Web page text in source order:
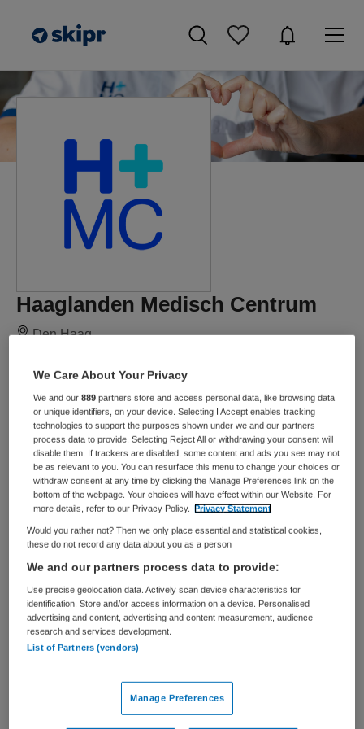
Haaglanden Medisch Centrum
Den Haag
Zorg is aandacht. In HMC kijken we met en door de ogen
van de patiënt. We helpen iedere patiënt op de manier
die bij hem of haar past. Innovatie, gastvrijheid en
samenwerking dragen bij aan het realiseren van onze
missie.
We zijn hét stadsziekenhuis voor de Haagse regio, met
een compleet zorgaanbod. Als topklinisch
opleidingsziekenhuis heeft HMC vele expertises in huis
en we bieden in verschillende centra en samenwerkingen
gespecialiseerde zorg aan. Onze speerpunten zijn
onsTraumacentrumenNeurocentrum
HMCKankercentrum
Meer informatie over HMC vind
www.haaglandenmc.nl
of kijk
We Care About Your Privacy
We and our889 partners store and access personal data, like browsing data
or unique identifiers, on your device. Selecting I Accept enables tracking
technologies to support the purposes shown under we and our partners
process data to provide. Selecting Reject All or withdrawing your consent will
disable them. If trackers are disabled, some content and ads you see may not
be as relevant to you. You can resurface this menu to change your choices or
withdraw consent at any time by clicking the Manage Preferences link on the
bottom of the webpage. Your choices will have effect within our Website. For
more details, refer to our Privacy Policy. Privacy Statement
Would you rather not? Then we only place essential and statistical cookies,
these do not record any data about you as a person
We and our partners process data to provide:
Use precise geolocation data. Actively scan device characteristics for
identification. Store and/or access information on a device. Personalised
advertising and content, advertising and content measurement, audience
research and services development.
List of Partners (vendors)
Manage Preferences